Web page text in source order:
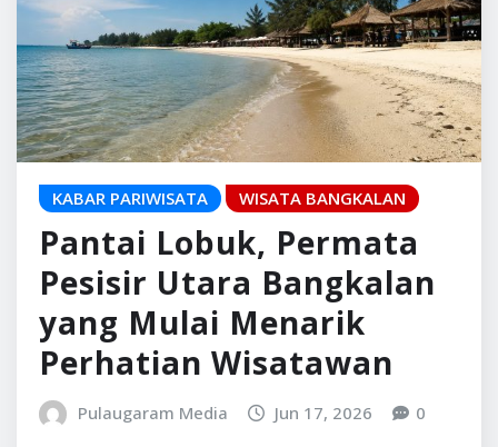
KABAR PARIWISATA WISATA BANGKALAN
Pantai Lobuk, Permata
Pesisir Utara Bangkalan
yang Mulai Menarik
Perhatian Wisatawan
Pulaugaram Media Jun 17, 2026 0